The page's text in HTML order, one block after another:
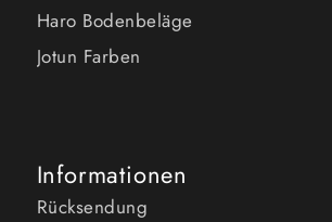
Haro Bodenbeläge
Jotun Farben
Informationen
Rücksendung